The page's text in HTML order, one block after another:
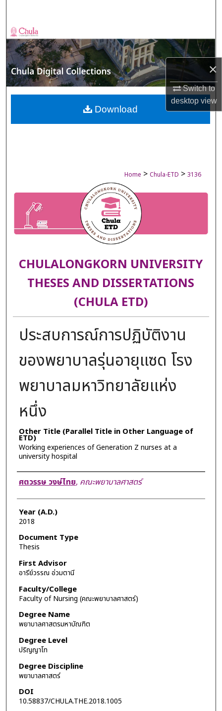
×
Switch to
desktopview
Browse Collections
My Account
About
Digital Commons Network™
Home > Chula-ETD > 3136
CHULALONGKORN UNIVERSITY
THESES AND DISSERTATIONS
(CHULA ETD)
ประสบการณ์การปฏิบัติงาน
ของพยาบาลรุ่นอายุแซด โรง
พยาบาลมหาวิทยาลัยแห่ง
หนึ่ง
Other Title (Parallel Title in Other Language of
ETD)
Working experiences of Generation Z nurses at a
university hospital
Author
ศตวรรษ วงษ์ไทย, คณะพยาบาลศาสตร์
Year (A.D.)
2018
Document Type
Thesis
First Advisor
อารีย์วรรณ อ่วมตานี
Faculty/College
Faculty of Nursing (คณะพยาบาลศาสตร์)
Degree Name
พยาบาลศาสตรมหาบัณฑิต
Degree Level
ปริญญาโท
Degree Discipline
พยาบาลศาสตร์
DOI
10.58837/CHULA.THE.2018.1005
Download